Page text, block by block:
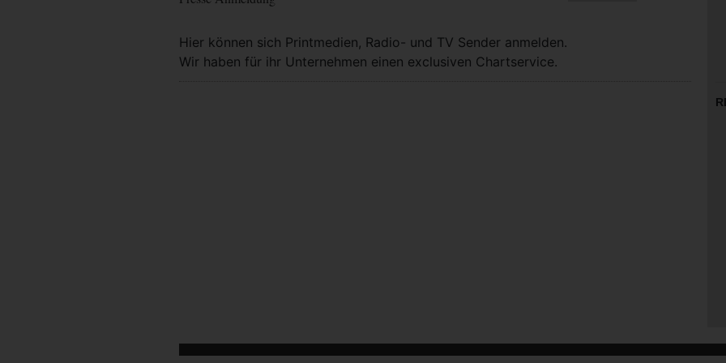
Hier können sich Printmedien, Radio- und TV Sender anmelden.
Wir haben für ihr Unternehmen einen exclusiven Chartservice.